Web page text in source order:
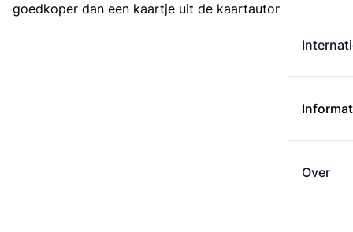
Over
goedkoper dan een kaartje uit de kaartautomaat.